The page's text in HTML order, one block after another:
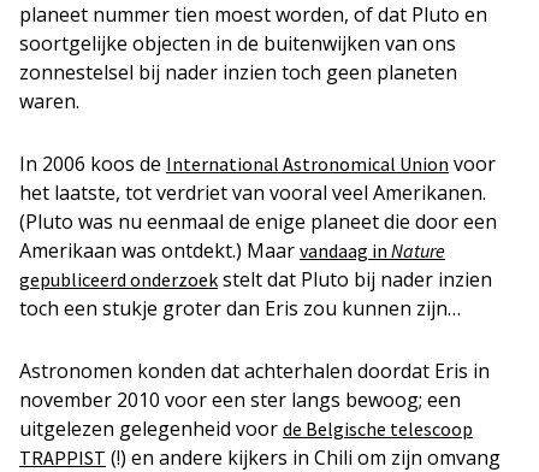
planeet nummer tien moest worden, of dat Pluto en
soortgelijke objecten in de buitenwijken van ons
zonnestelsel bij nader inzien toch geen planeten
waren.
In 2006 koos de International Astronomical Union voor
het laatste, tot verdriet van vooral veel Amerikanen.
(Pluto was nu eenmaal de enige planeet die door een
Amerikaan was ontdekt.) Maar vandaag in Nature
gepubliceerd onderzoek stelt dat Pluto bij nader inzien
toch een stukje groter dan Eris zou kunnen zijn…
Astronomen konden dat achterhalen doordat Eris in
november 2010 voor een ster langs bewoog; een
uitgelezen gelegenheid voor de Belgische telescoop
TRAPPIST (!) en andere kijkers in Chili om zijn omvang